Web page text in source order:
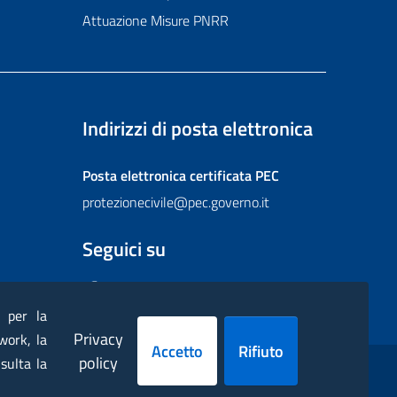
Attuazione Misure PNRR
Indirizzi di posta elettronica
Posta elettronica certificataPEC
protezionecivile@pec.governo.it
Seguici su
FacebookInstagram
TwitterYouTubeFlickr
Dichiarazione di accessibilità
per la
la
la
Privacy
policy
Accetto Rifiuto